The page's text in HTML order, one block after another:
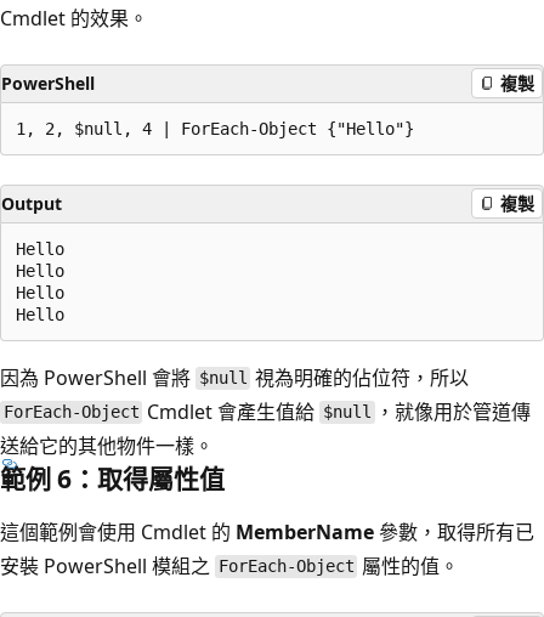
Cmdlet 的效果。
PowerShell 複製
Output 複製
Hello
Hello
Hello
因為 PowerShell 會將 $null 視為明確的佔位符，所以
ForEach-Object Cmdlet 會產生值給 $null ，就像用於管道傳
送給它的其他物件一樣。
範例 6：取得屬性值
這個範例會使用 Cmdlet 的 MemberName參數 ，取得所有已
安裝 PowerShell 模組之 ForEach-Object 屬性的值。